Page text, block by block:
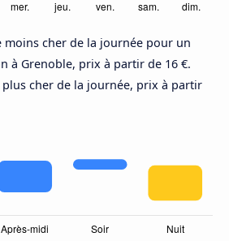
moins cher de la journée pour un
à Grenoble, prix à partir de 16 €.
cher de la journée, prix à partir